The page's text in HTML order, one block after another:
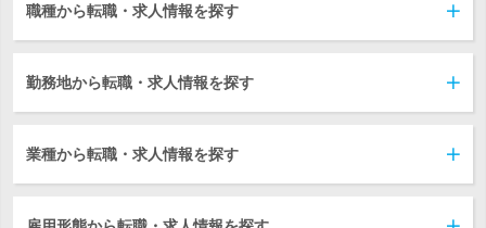
職種から転職・求人情報を探す
勤務地から転職・求人情報を探す
業種から転職・求人情報を探す